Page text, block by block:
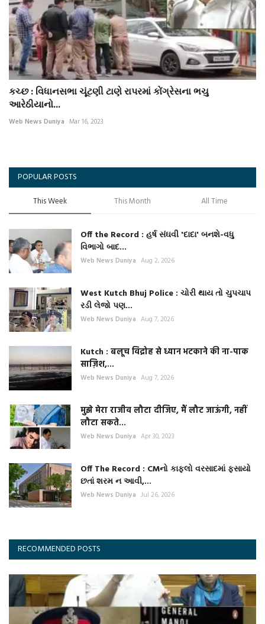
કચ્છ : વિધાનસભા ચૂંટણી ટાણે રાપરમાં કોંગ્રેસના ભચુ
આરેઠીયાનો...
Web News Duniya Mar 16, 2023
POPULAR POSTS
This Week This Month All Time
Off the Record : હર્ષ સંઘવી 'દાદા' બનશે-વધુ
વિભાગો બાદ...
Web News Duniya Aug 2, 2026
West Kutch Bhuj Police : ચોરી થાય તો ચુપચાપ
રડી લેજો પણ...
Web News Duniya Aug 7, 2026
Kutch : बलूच विद्रोह से ध्यान भटकाने की ना-पाक
साज़िश,...
Web News Duniya Aug 7, 2026
मुझे मेरा राजीव लौटा दीजिए, मैं लौट जाऊंगी, नहीं
लौटा सकते...
Web News Duniya Apr 30, 2023
Off The Record : CMનો કાફલો વરસાદમાં ફસાયો
છતાં શરમ ન આવી,...
Web News Duniya Jul 26, 2026
RECOMMENDED POSTS